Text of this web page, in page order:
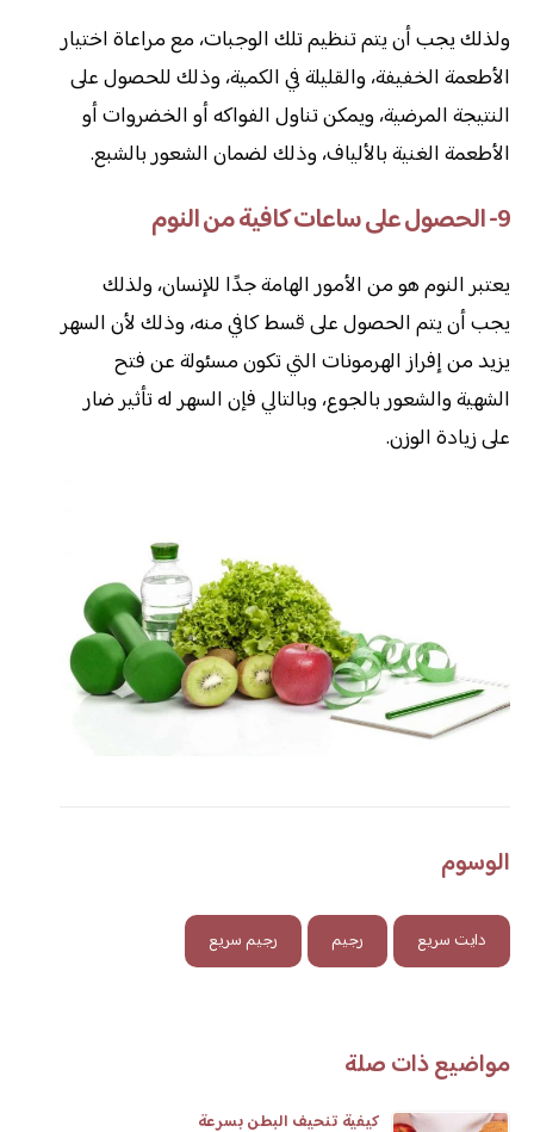
ولذلك يجب أن يتم تنظيم تلك الوجبات، مع مراعاة اختيار
الأطعمة الخفيفة، والقليلة في الكمية، وذلك للحصول على
النتيجة المرضية، ويمكن تناول الفواكه أو الخضروات أو
الأطعمة الغنية بالألياف، وذلك لضمان الشعور بالشبع.
9- الحصول على ساعات كافية من النوم
يعتبر النوم هو من الأمور الهامة جدًا للإنسان، ولذلك
يجب أن يتم الحصول على قسط كافي منه، وذلك لأن السهر
يزيد من إفراز الهرمونات التي تكون مسئولة عن فتح
الشهية والشعور بالجوع، وبالتالي فإن السهر له تأثير ضار
على زيادة الوزن.
الوسوم
دايت سريع رجيم رجيم سريع
مواضيع ذات صلة
كيفية تنحيف البطن بسرعة